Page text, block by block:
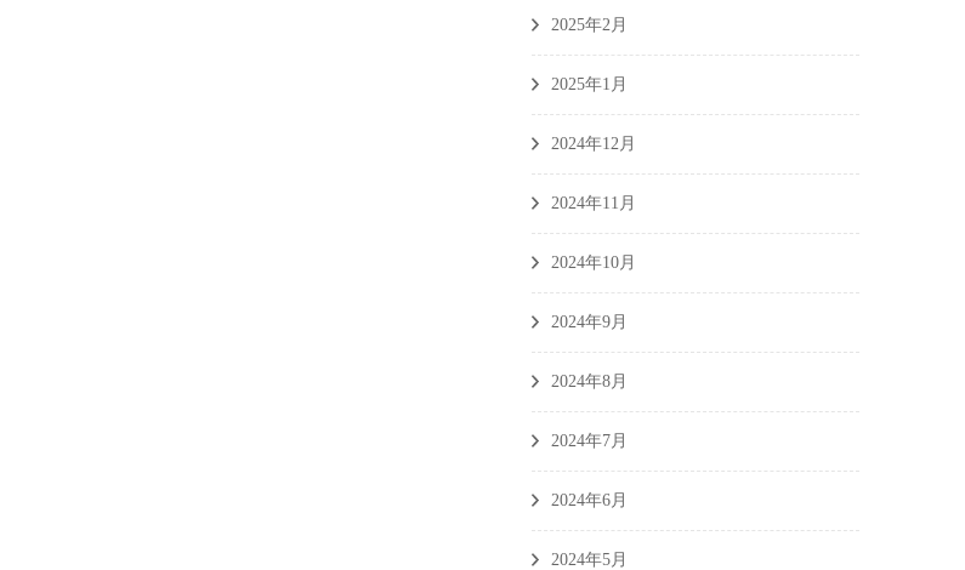
2025年2月
2025年1月
2024年12月
2024年11月
2024年10月
2024年9月
2024年8月
2024年7月
2024年6月
2024年5月